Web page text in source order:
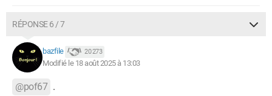
RÉPONSE 6 / 7
bazfile 20 273
Modifié le 18 août 2025 à 13:03
@pof67 .